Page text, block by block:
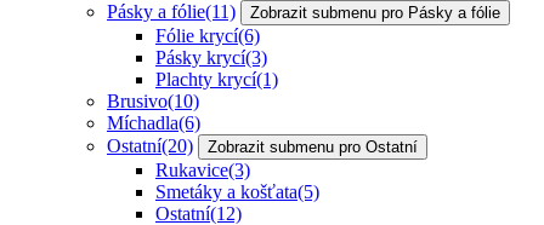
Pásky a fólie(11) Zobrazit submenu pro Pásky a fólie
Fólie krycí(6)
Pásky krycí(3)
Plachty krycí(1)
Brusivo(10)
Míchadla(6)
Ostatní(20) Zobrazit submenu pro Ostatní
Rukavice(3)
Smetáky a košťata(5)
Ostatní(12)